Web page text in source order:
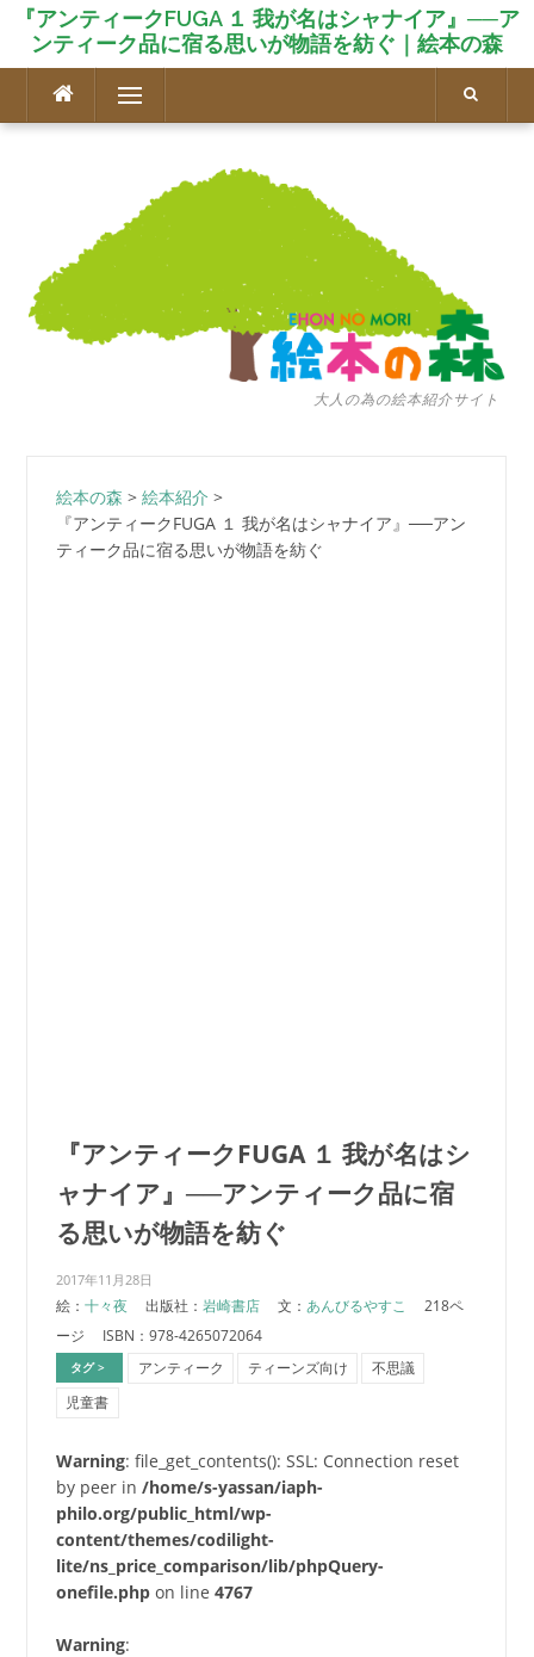
『アンティークFUGA １ 我が名はシャナイア』──ア
ンティーク品に宿る思いが物語を紡ぐ｜絵本の森
テ
メニュー
大人の為の絵本紹介サイト
絵本の森 > 絵本紹介 >
『アンティークFUGA １ 我が名はシャナイア』──アン
ティーク品に宿る思いが物語を紡ぐ
『アンティークFUGA １ 我が名はシ
ャナイア』──アンティーク品に宿
る思いが物語を紡ぐ
2017年11月28日
絵： 十々夜 出版社： 岩崎書店 文： あんびるやすこ
218ペ
ージ
ISBN：978-4265072064
タグ > アンティーク ティーンズ向け
不思議
児童書
Warning: file_get_contents(): SSL: Connection reset
by peer in /home/s-yassan/iaph-
philo.org/public_html/wp-
content/themes/codilight-
lite/ns_price_comparison/lib/phpQuery-
onefile.phpon line 4767
Warning: